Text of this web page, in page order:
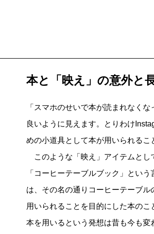
「本を読むことで、かえって人間
本当にそうだなと。でも、そんなこ
難波嬉しいです。
僕は子どもの頃から、いた
たが、それと同時に「悪書追放」
本」と分けるのではなく、同じ本
「悪い読書」になると考えている
のもよかったです。
本と「映え」の意外と
「スマホのせいで本が読まれなく
良いように見えます。とりわけ
めの小道具として本が用いられるこ
このような「映え」アイテムとし
「コーヒーテーブルブック」とい
は、その名の通りコーヒーテーブ
用いられることを目的にした本の
本を用いるという発想は昔も今も変